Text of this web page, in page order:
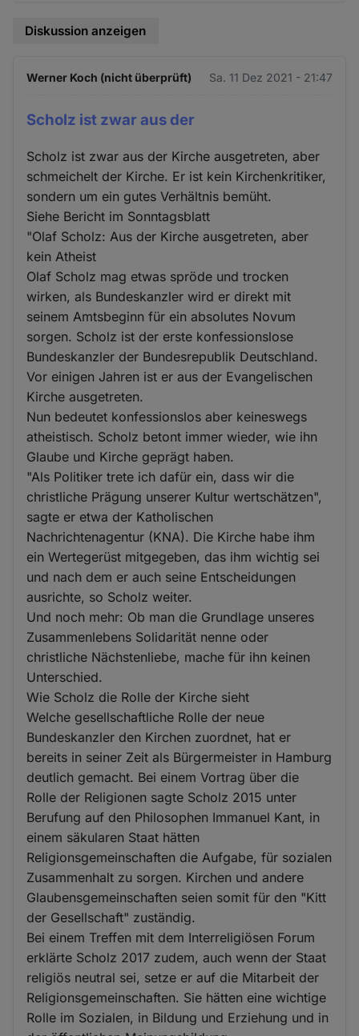
Diskussion anzeigen
Werner Koch (nicht überprüft) Sa. 11 Dez 2021 - 21:47
Scholz ist zwar aus der
Scholz ist zwar aus der Kirche ausgetreten, aber
schmeichelt der Kirche. Er ist kein Kirchenkritiker,
sondern um ein gutes Verhältnis bemüht.
Siehe Bericht im Sonntagsblatt
"Olaf Scholz: Aus der Kirche ausgetreten, aber
kein Atheist
Olaf Scholz mag etwas spröde und trocken
wirken, als Bundeskanzler wird er direkt mit
seinem Amtsbeginn für ein absolutes Novum
sorgen. Scholz ist der erste konfessionslose
Bundeskanzler der Bundesrepublik Deutschland.
Vor einigen Jahren ist er aus der Evangelischen
Kirche ausgetreten.
Nun bedeutet konfessionslos aber keineswegs
atheistisch. Scholz betont immer wieder, wie ihn
Glaube und Kirche geprägt haben.
"Als Politiker trete ich dafür ein, dass wir die
christliche Prägung unserer Kultur wertschätzen",
sagte er etwa der Katholischen
Nachrichtenagentur (KNA). Die Kirche habe ihm
ein Wertegerüst mitgegeben, das ihm wichtig sei
und nach dem er auch seine Entscheidungen
ausrichte, so Scholz weiter.
Und noch mehr: Ob man die Grundlage unseres
Zusammenlebens Solidarität nenne oder
christliche Nächstenliebe, mache für ihn keinen
Unterschied.
Wie Scholz die Rolle der Kirche sieht
Welche gesellschaftliche Rolle der neue
Bundeskanzler den Kirchen zuordnet, hat er
bereits in seiner Zeit als Bürgermeister in Hamburg
deutlich gemacht. Bei einem Vortrag über die
Rolle der Religionen sagte Scholz 2015 unter
Berufung auf den Philosophen Immanuel Kant, in
einem säkularen Staat hätten
Religionsgemeinschaften die Aufgabe, für sozialen
Zusammenhalt zu sorgen. Kirchen und andere
Glaubensgemeinschaften seien somit für den "Kitt
der Gesellschaft" zuständig.
Bei einem Treffen mit dem Interreligiösen Forum
erklärte Scholz 2017 zudem, auch wenn der Staat
religiös neutral sei, setze er auf die Mitarbeit der
Religionsgemeinschaften. Sie hätten eine wichtige
Rolle im Sozialen, in Bildung und Erziehung und in